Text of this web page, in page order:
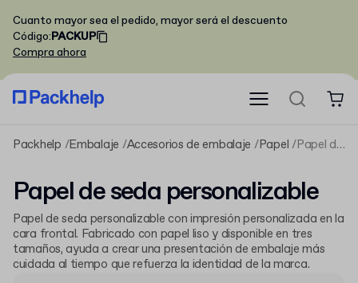
Cuanto mayor sea el pedido, mayor será el descuento
Código:PACKUP
Compra ahora
Packhelp Embalaje Accesorios de embalaje Papel Papel de seda personalizable
Papel de seda personalizable
Papel de seda personalizable con impresión personalizada en la
cara frontal. Fabricado con papel liso y disponible en tres
tamaños, ayuda a crear una presentación de embalaje más
cuidada al tiempo que refuerza la identidad de la marca.